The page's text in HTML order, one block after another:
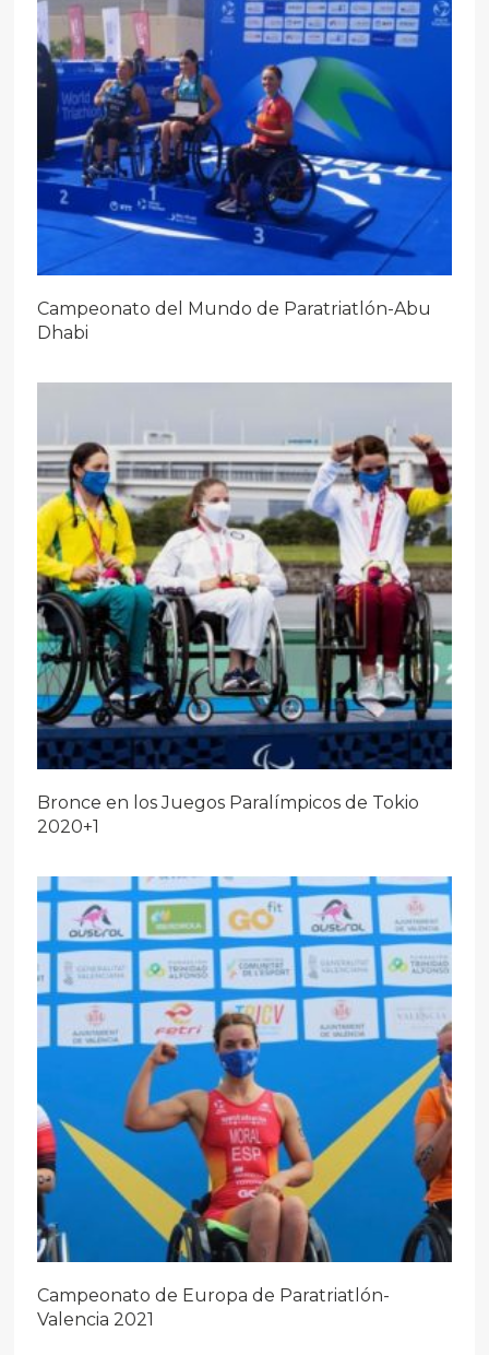
Campeonato del Mundo de Paratriatlón-Abu
Dhabi
Bronce en los Juegos Paralímpicos de Tokio
2020+1
Campeonato de Europa de Paratriatlón-
Valencia 2021